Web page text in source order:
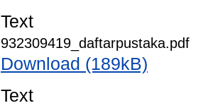
Text
932309419_daftarpustaka.pdf
Download (189kB)
Text